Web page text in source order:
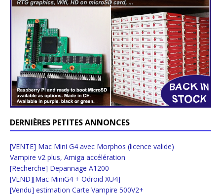
DERNIÈRES PETITES ANNONCES
[VENTE] Mac Mini G4 avec Morphos (licence valide)
Vampire v2 plus, Amiga accélération
[Recherche] Depannage A1200
[VEND][Mac MiniG4 + Odroid XU4]
[Vendu] estimation Carte Vampire 500V2+